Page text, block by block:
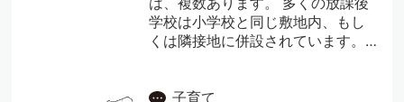
学校は小学校と同じ敷地内、もし
くは隣接地に併設されています。…
子育て